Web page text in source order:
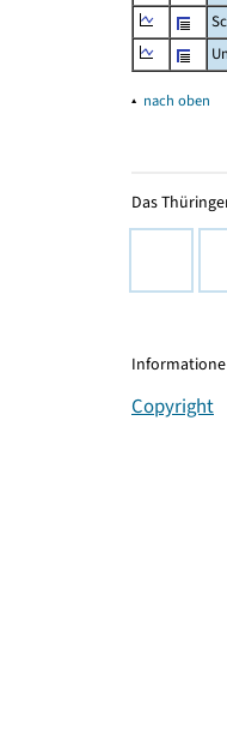
▴ nach oben
Das
Copyright